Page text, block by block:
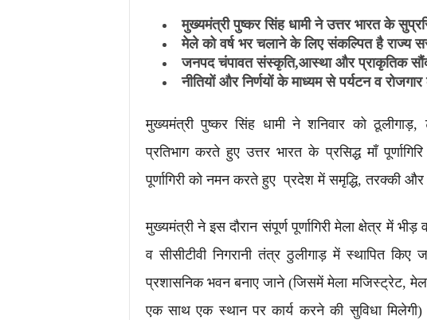
मुख्यमंत्री पुष्कर सिंह धामी ने उत्तर भारत के
मेले को वर्ष भर चलाने के लिए संकल्पित है राज्य
जनपद चंपावत संस्कृति,आस्था और प्राकृतिक
नीतियों और निर्णयों के माध्यम से पर्यटन व
मुख्यमंत्री पुष्कर सिंह धामी ने शनिवार को
प्रतिभाग करते हुए उत्तर भारत के प्रसिद्ध माँ
पूर्णागिरी को नमन करते हुए प्रदेश में समृद्धि, तरक्की और
मुख्यमंत्री ने इस दौरान संपूर्ण पूर्णागिरी मेला क्षेत्र में
व सीसीटीवी निगरानी तंत्र ठुलीगाड़ में स्थापित किए
प्रशासनिक भवन बनाए जाने (जिसमें मेला मजिस्ट्रेट,
एक साथ एक स्थान पर कार्य करने की सुविधा मिलेगी)।